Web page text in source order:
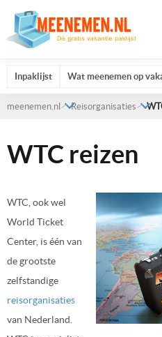
Inpaklijst Wat meenemen op
meenemen.nl Reisorganisaties
WTC reizen
WTC, ook wel
World Ticket
Center, is één van
de grootste
zelfstandige
reisorganisaties
van Nederland.